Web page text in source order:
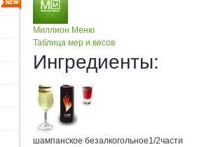
Миллион Меню
Таблица мер и весов
Ингредиенты:
шампанское безалкогольное1/2части